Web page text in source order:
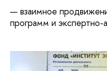
взаимное
программ и экспертно-